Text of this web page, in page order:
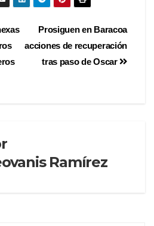
Prosiguen en Baracoa
acciones de recuperación
tras paso de Oscar
Ramírez